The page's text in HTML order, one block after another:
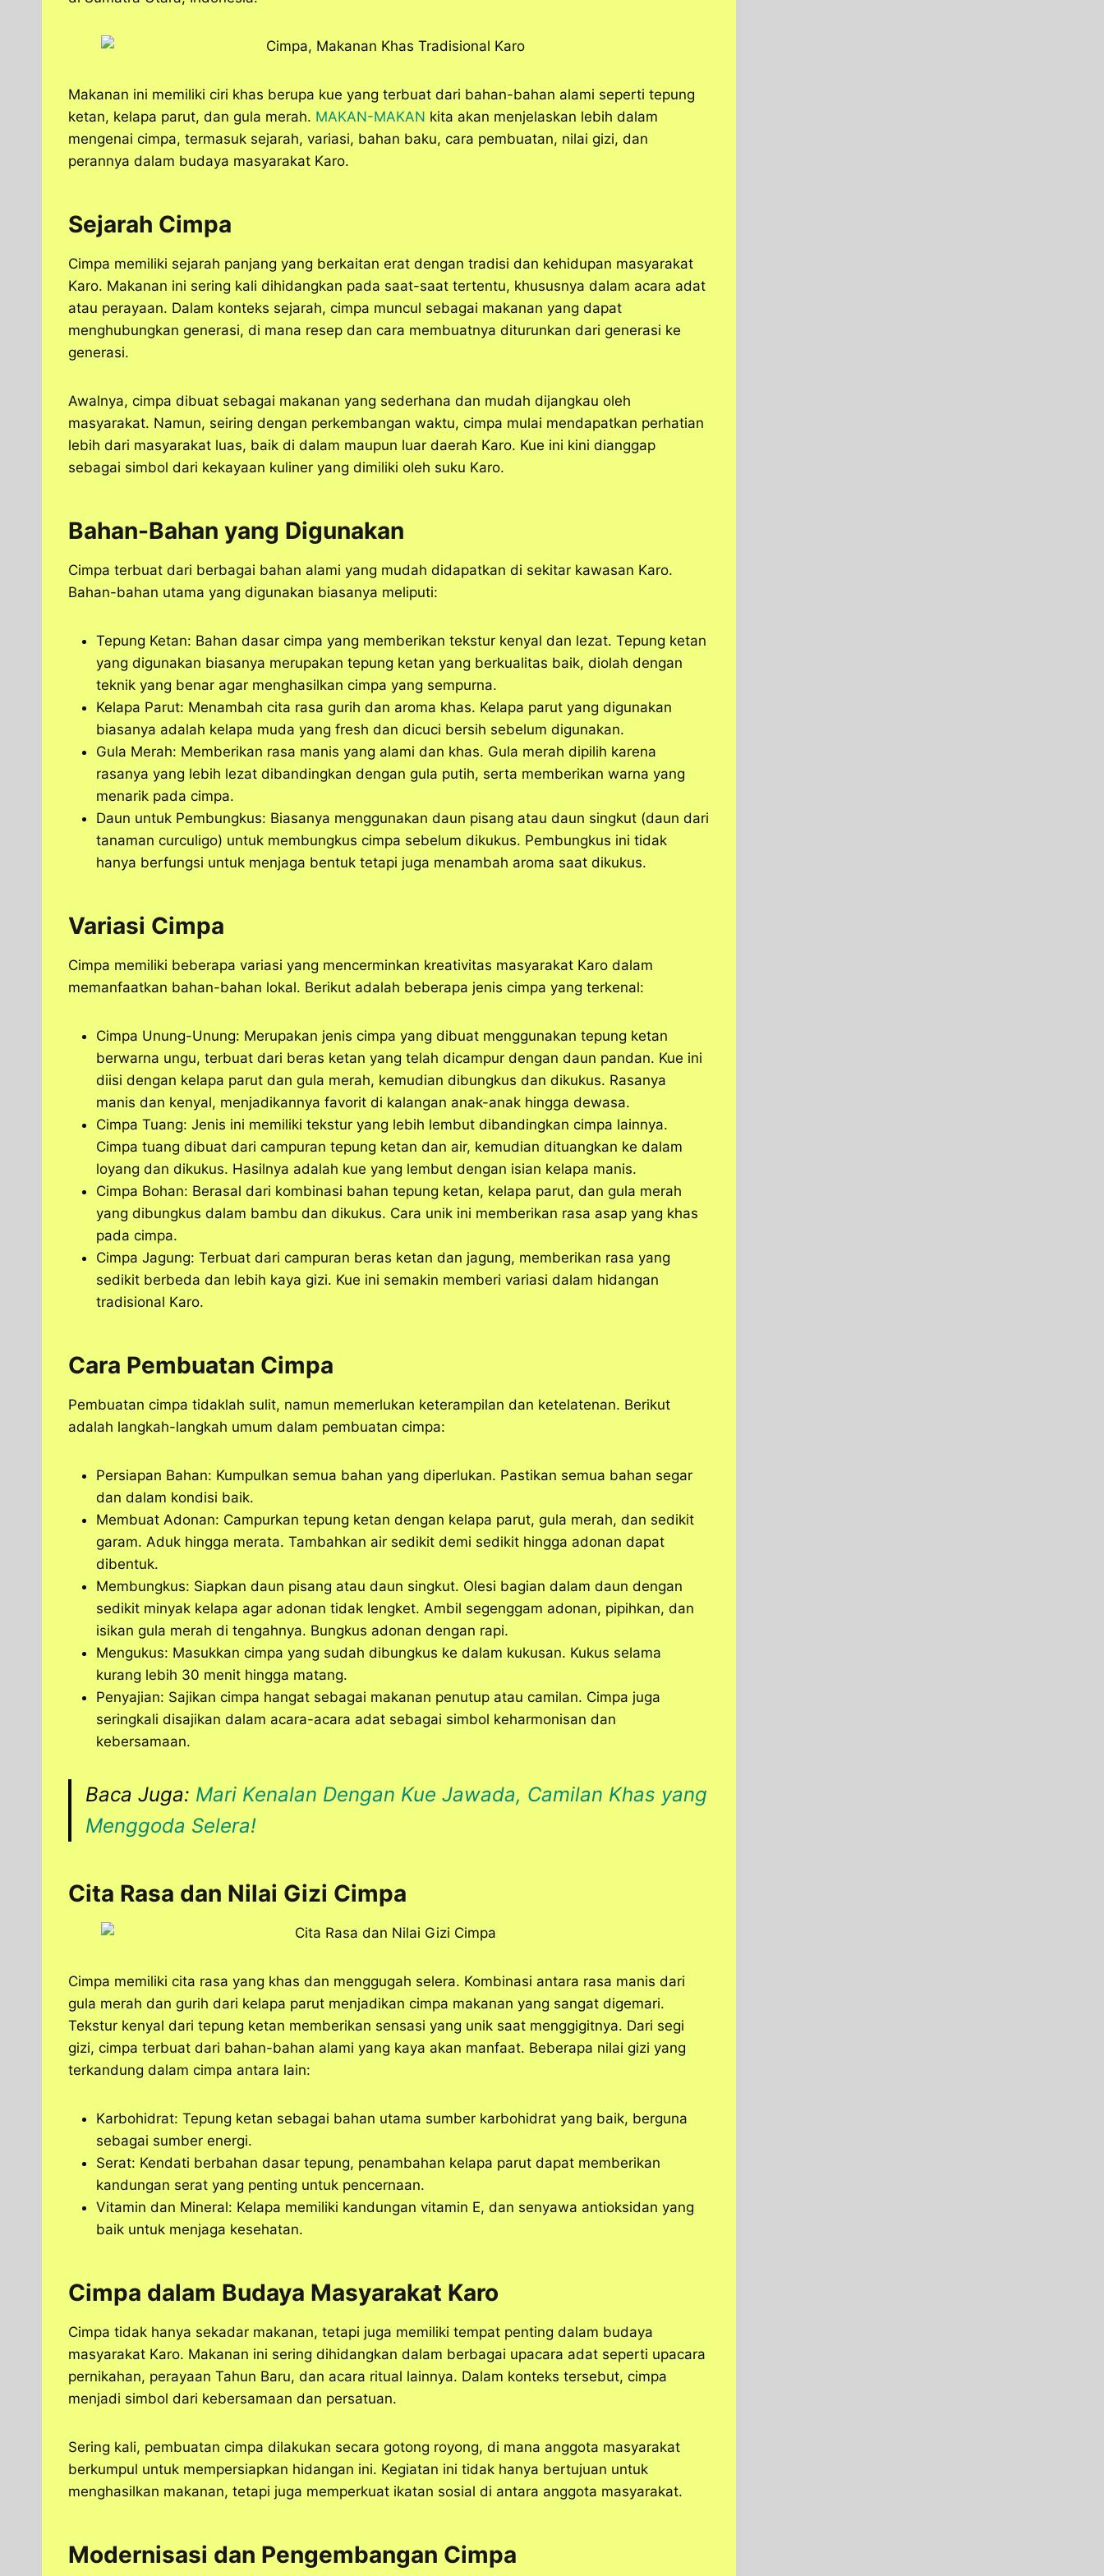
Makanan ini memiliki ciri khas berupa kue yang terbuat dari bahan-bahan alami seperti tepung
ketan, kelapa parut, dan gula merah. MAKAN-MAKAN kita akan menjelaskan lebih dalam
mengenai cimpa, termasuk sejarah, variasi, bahan baku, cara pembuatan, nilai gizi, dan
perannya dalam budaya masyarakat Karo.
Sejarah Cimpa
Cimpa memiliki sejarah panjang yang berkaitan erat dengan tradisi dan kehidupan masyarakat
Karo. Makanan ini sering kali dihidangkan pada saat-saat tertentu, khususnya dalam acara adat
atau perayaan. Dalam konteks sejarah, cimpa muncul sebagai makanan yang dapat
menghubungkan generasi, di mana resep dan cara membuatnya diturunkan dari generasi ke
generasi.
Awalnya, cimpa dibuat sebagai makanan yang sederhana dan mudah dijangkau oleh
masyarakat. Namun, seiring dengan perkembangan waktu, cimpa mulai mendapatkan perhatian
lebih dari masyarakat luas, baik di dalam maupun luar daerah Karo. Kue ini kini dianggap
sebagai simbol dari kekayaan kuliner yang dimiliki oleh suku Karo.
Bahan-Bahan yang Digunakan
Cimpa terbuat dari berbagai bahan alami yang mudah didapatkan di sekitar kawasan Karo.
Bahan-bahan utama yang digunakan biasanya meliputi:
Tepung Ketan: Bahan dasar cimpa yang memberikan tekstur kenyal dan lezat. Tepung ketan
yang digunakan biasanya merupakan tepung ketan yang berkualitas baik, diolah dengan
teknik yang benar agar menghasilkan cimpa yang sempurna.
Kelapa Parut: Menambah cita rasa gurih dan aroma khas. Kelapa parut yang digunakan
biasanya adalah kelapa muda yang fresh dan dicuci bersih sebelum digunakan.
Gula Merah: Memberikan rasa manis yang alami dan khas. Gula merah dipilih karena
rasanya yang lebih lezat dibandingkan dengan gula putih, serta memberikan warna yang
menarik pada cimpa.
Daun untuk Pembungkus: Biasanya menggunakan daun pisang atau daun singkut (daun dari
tanaman curculigo) untuk membungkus cimpa sebelum dikukus. Pembungkus ini tidak
hanya berfungsi untuk menjaga bentuk tetapi juga menambah aroma saat dikukus.
Variasi Cimpa
Cimpa memiliki beberapa variasi yang mencerminkan kreativitas masyarakat Karo dalam
memanfaatkan bahan-bahan lokal. Berikut adalah beberapa jenis cimpa yang terkenal:
Cimpa Unung-Unung: Merupakan jenis cimpa yang dibuat menggunakan tepung ketan
berwarna ungu, terbuat dari beras ketan yang telah dicampur dengan daun pandan. Kue ini
diisi dengan kelapa parut dan gula merah, kemudian dibungkus dan dikukus. Rasanya
manis dan kenyal, menjadikannya favorit di kalangan anak-anak hingga dewasa.
Cimpa Tuang: Jenis ini memiliki tekstur yang lebih lembut dibandingkan cimpa lainnya.
Cimpa tuang dibuat dari campuran tepung ketan dan air, kemudian dituangkan ke dalam
loyang dan dikukus. Hasilnya adalah kue yang lembut dengan isian kelapa manis.
Cimpa Bohan: Berasal dari kombinasi bahan tepung ketan, kelapa parut, dan gula merah
yang dibungkus dalam bambu dan dikukus. Cara unik ini memberikan rasa asap yang khas
pada cimpa.
Cimpa Jagung: Terbuat dari campuran beras ketan dan jagung, memberikan rasa yang
sedikit berbeda dan lebih kaya gizi. Kue ini semakin memberi variasi dalam hidangan
tradisional Karo.
Cara Pembuatan Cimpa
Pembuatan cimpa tidaklah sulit, namun memerlukan keterampilan dan ketelatenan. Berikut
adalah langkah-langkah umum dalam pembuatan cimpa:
Persiapan Bahan: Kumpulkan semua bahan yang diperlukan. Pastikan semua bahan segar
dan dalam kondisi baik.
Membuat Adonan: Campurkan tepung ketan dengan kelapa parut, gula merah, dan sedikit
garam. Aduk hingga merata. Tambahkan air sedikit demi sedikit hingga adonan dapat
dibentuk.
Membungkus: Siapkan daun pisang atau daun singkut. Olesi bagian dalam daun dengan
sedikit minyak kelapa agar adonan tidak lengket. Ambil segenggam adonan, pipihkan, dan
isikan gula merah di tengahnya. Bungkus adonan dengan rapi.
Mengukus: Masukkan cimpa yang sudah dibungkus ke dalam kukusan. Kukus selama
kurang lebih 30 menit hingga matang.
Penyajian: Sajikan cimpa hangat sebagai makanan penutup atau camilan. Cimpa juga
seringkali disajikan dalam acara-acara adat sebagai simbol keharmonisan dan
kebersamaan.
Baca Juga: Mari Kenalan Dengan Kue Jawada, Camilan Khas yang
Menggoda Selera!
Cita Rasa dan Nilai Gizi Cimpa
Cimpa memiliki cita rasa yang khas dan menggugah selera. Kombinasi antara rasa manis dari
gula merah dan gurih dari kelapa parut menjadikan cimpa makanan yang sangat digemari.
Tekstur kenyal dari tepung ketan memberikan sensasi yang unik saat menggigitnya. Dari segi
gizi, cimpa terbuat dari bahan-bahan alami yang kaya akan manfaat. Beberapa nilai gizi yang
terkandung dalam cimpa antara lain:
Karbohidrat: Tepung ketan sebagai bahan utama sumber karbohidrat yang baik, berguna
sebagai sumber energi.
Serat: Kendati berbahan dasar tepung, penambahan kelapa parut dapat memberikan
kandungan serat yang penting untuk pencernaan.
Vitamin dan Mineral: Kelapa memiliki kandungan vitamin E, dan senyawa antioksidan yang
baik untuk menjaga kesehatan.
Cimpa dalam Budaya Masyarakat Karo
Cimpa tidak hanya sekadar makanan, tetapi juga memiliki tempat penting dalam budaya
masyarakat Karo. Makanan ini sering dihidangkan dalam berbagai upacara adat seperti upacara
pernikahan, perayaan Tahun Baru, dan acara ritual lainnya. Dalam konteks tersebut, cimpa
menjadi simbol dari kebersamaan dan persatuan.
Sering kali, pembuatan cimpa dilakukan secara gotong royong, di mana anggota masyarakat
berkumpul untuk mempersiapkan hidangan ini. Kegiatan ini tidak hanya bertujuan untuk
menghasilkan makanan, tetapi juga memperkuat ikatan sosial di antara anggota masyarakat.
Modernisasi dan Pengembangan Cimpa